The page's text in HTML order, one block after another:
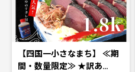
【四国一小さなまち】 ≪期
間・数量限定≫ ★訳あ…